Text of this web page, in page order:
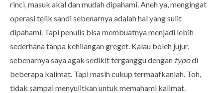
rinci, masuk akal dan mudah dipahami. Aneh ya, mengingat
operasi telik sandi sebenarnya adalah hal yang sulit
dipahami. Tapi penulis bisa membuatnya menjadi lebih
sederhana tanpa kehilangan greget. Kalau boleh jujur,
sebenarnya saya agak sedikit terganggu dengan typodi
beberapa kalimat. Tapi masih cukup termaafkanlah. Toh,
tidak sampai menyulitkan untuk memahami kalimat.